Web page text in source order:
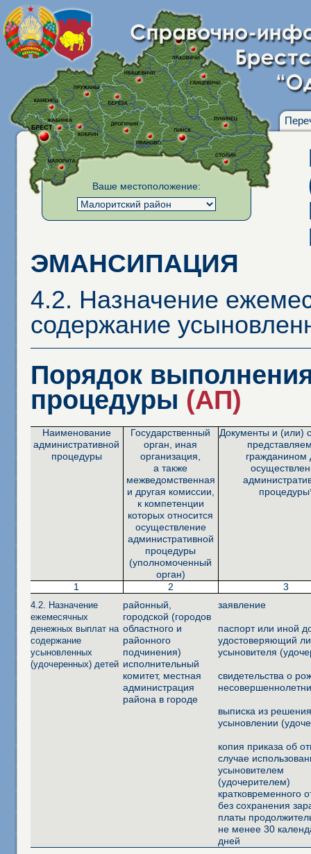
Ваше местоположение:
ЭМАНСИПАЦИЯ
4.2. Назначение
содержание
Порядок
процедуры (АП)
Наименование
административной
процедуры
Государственный
орган, иная
организация,
а также
межведомственная
и другая комиссии,
к компетенции
которых относится
осуществление
административной
процедуры
(уполномоченный
орган)
Документы и (или)
гражданином
1 2 3
4.2. Назначение
ежемесячных
денежных выплат на
содержание
усыновленных
(удочеренных) детей
районный,
городской (городов
областного и
районного
подчинения)
исполнительный
комитет, местная
администрация
района в городе
заявление
паспорт или иной
удостоверяющий
усыновителя
свидетельства о
выписка из
усыновлении
копия приказа об
случае
усыновителем
(удочерителем)
кратковременного
без сохранения
платы
не менее 30
дней